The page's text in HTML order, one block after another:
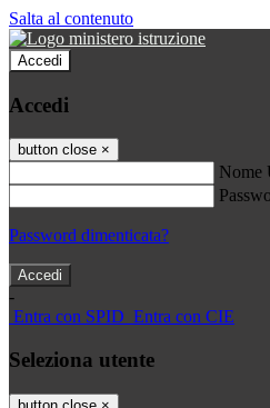
Salta al contenuto
Accedi
Accedi
button close ×
Nome
Password dimenticata?
-
Entra con SPID Entra con CIE
Seleziona utente